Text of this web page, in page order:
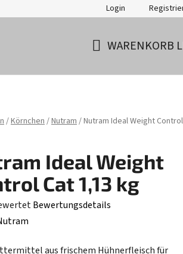
Login
WARENKORB
/Körnchen/Nutram/Nutram Ideal Weight
Ideal Weight
Cat 1,13 kg
Bewertungsdetails
aus frischem Hühnerfleisch für